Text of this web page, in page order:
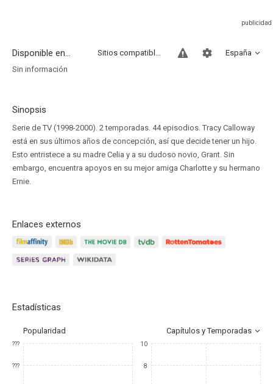
Disponible en... España
Sitios compatibles
Sin información
Sinopsis
Serie de TV (1998-2000). 2 temporadas. 44 episodios. Tracy Calloway
está en sus últimos años de concepción, así que decide tener un hijo.
Esto entristece a su madre Celia y a su dudoso novio, Grant. Sin
embargo, encuentra apoyos en su mejor amiga Charlotte y su hermano
Ernie.
Enlaces externos
Estadísticas
Popularidad Capítulos y Temporadas
???
???
10
8